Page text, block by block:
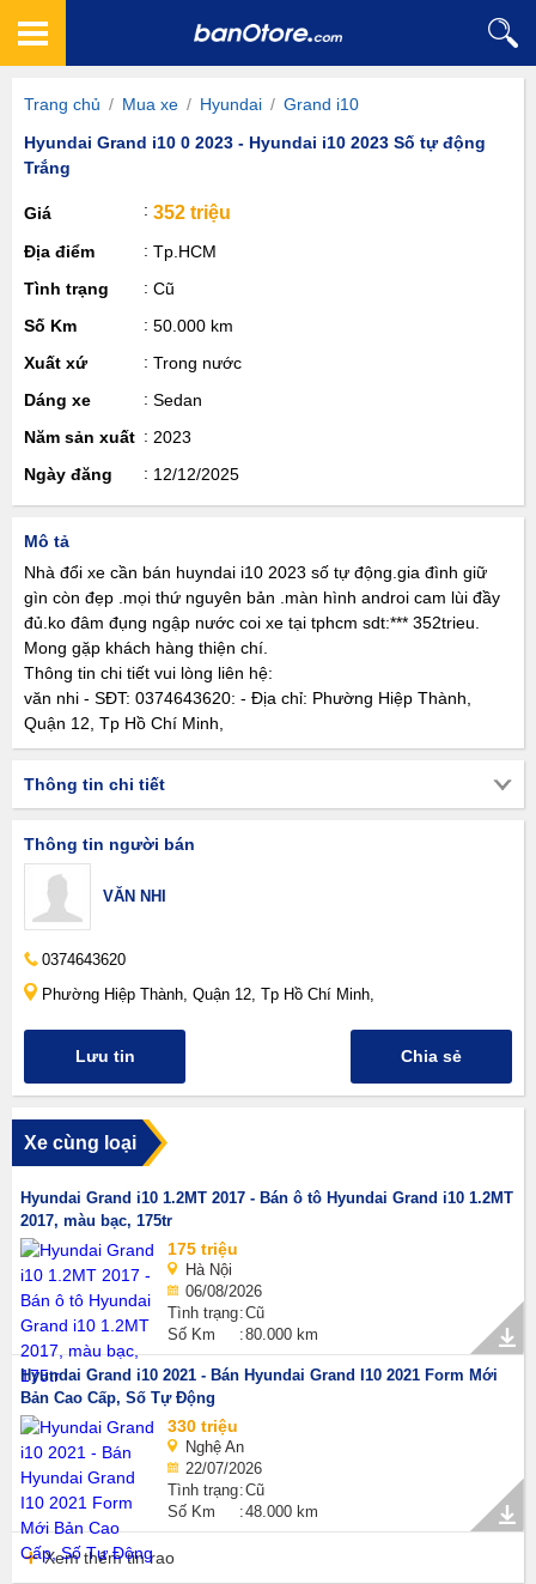
Trang chủ / Mua xe / Hyundai / Grand i10
Hyundai Grand i10 0 2023 - Hyundai i10 2023 Số tự động
Trắng
Giá 352 triệu
Địa điểm
Tp.HCM
Tình trạng
Cũ
Số Km
50.000 km
Xuất xứ
Trong nước
Dáng xe
Sedan
Năm sản xuất
2023
Ngày đăng
12/12/2025
Mô tả
Nhà đổi xe cần bán huyndai i10 2023 số tự động.gia đình giữ
gìn còn đẹp .mọi thứ nguyên bản .màn hình androi cam lùi đầy
đủ.ko đâm đụng ngập nước coi xe tại tphcm sdt:*** 352trieu.
Mong gặp khách hàng thiện chí.
Thông tin chi tiết vui lòng liên hệ:
văn nhi - SĐT: 0374643620: - Địa chỉ: Phường Hiệp Thành,
Quận 12, Tp Hồ Chí Minh,
Thông tin chi tiết
Thông tin người bán
VĂN NHI
0374643620
Phường Hiệp Thành, Quận 12, Tp Hồ Chí Minh,
Lưu tin Chia sẻ
Xe cùng loại
Hyundai Grand i10 1.2MT 2017 - Bán ô tô Hyundai Grand i10 1.2MT
2017, màu bạc, 175tr
175 triệu
Hà Nội
06/08/2026
Tình trạng Cũ
Số Km
80.000 km
Hyundai Grand i10 2021 - Bán Hyundai Grand I10 2021 Form Mới
Bản Cao Cấp, Số Tự Động
330 triệu
Nghệ An
22/07/2026
Tình trạng Cũ
Số Km
48.000 km
Xem thêm tin rao